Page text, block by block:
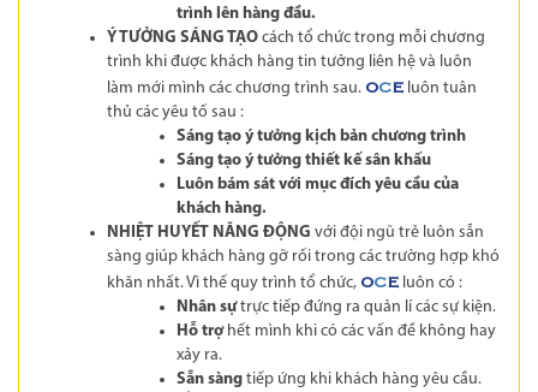
trình lên hàng đầu.
Ý TƯỞNG SÁNG TẠO cách tổ chức trong mỗi chương
trình khi được khách hàng tin tưởng liên hệ và luôn
làm mới mình các chương trình sau. OC E
luôn tuân
thủ các yêu tố sau :
Sáng tạo ý tưởng kịch bản chương trình
Sáng tạo ý tưởng thiết kế sân khấu
Luôn bám sát với mục đích yêu cầu của
khách hàng.
NHIỆT HUYẾT NĂNG ĐỘNG với đội ngũ trẻ luôn sẵn
sàng giúp khách hàng gỡ rối trong các trường hợp khó
khăn nhất. Vì thế quy trình tổ chức, OC E
luôn có :
Nhân sựtrực tiếp đứng ra quản lí các sự kiện.
Hỗ trợ hết mình khi có các vấn đề không hay
xảy ra.
Sẵn sàng tiếp ứng khi khách hàng yêu cầu.